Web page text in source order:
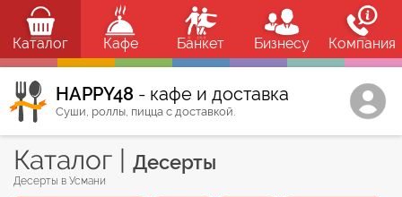
Каталог Кафе Банкет Бизнесу Компания
HAPPY48 - кафе и доставка
Суши, роллы, пицца с доставкой.
Каталог Десерты
Десерты в Усмани